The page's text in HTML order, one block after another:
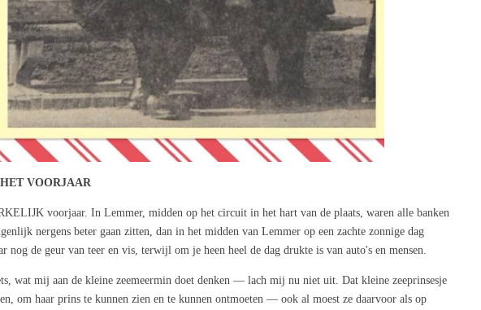
VOORJAAR
voorjaar. In Lemmer, midden op het circuit in het hart van de plaats, waren alle banken
nergens beter gaan zitten, dan in het midden van Lemmer op een zachte zonnige dag
nog de geur van teer en vis, terwijl om je heen heel de dag drukte is van auto's en mensen.
wat mij aan de kleine zeemeermin doet denken — lach mij nu niet uit. Dat kleine zeeprinsesje
om haar prins te kunnen zien en te kunnen ontmoeten — ook al moest ze daarvoor als op